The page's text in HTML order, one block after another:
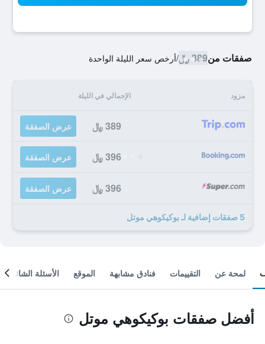
صفقات من389 ﷼ /أرخص سعر الليلة الواحدة
مزود الإجمالي في الليلة
389 ﷼ عرض الصفقة
396 ﷼ عرض الصفقة
396 ﷼ عرض الصفقة
5 صفقات إضافية لـ بوكيكوهي موتل
لمحة عن التقييمات فنادق مشابهة الموقع الأسئلة الشائعة
أفضل صفقات بوكيكوهي موتل